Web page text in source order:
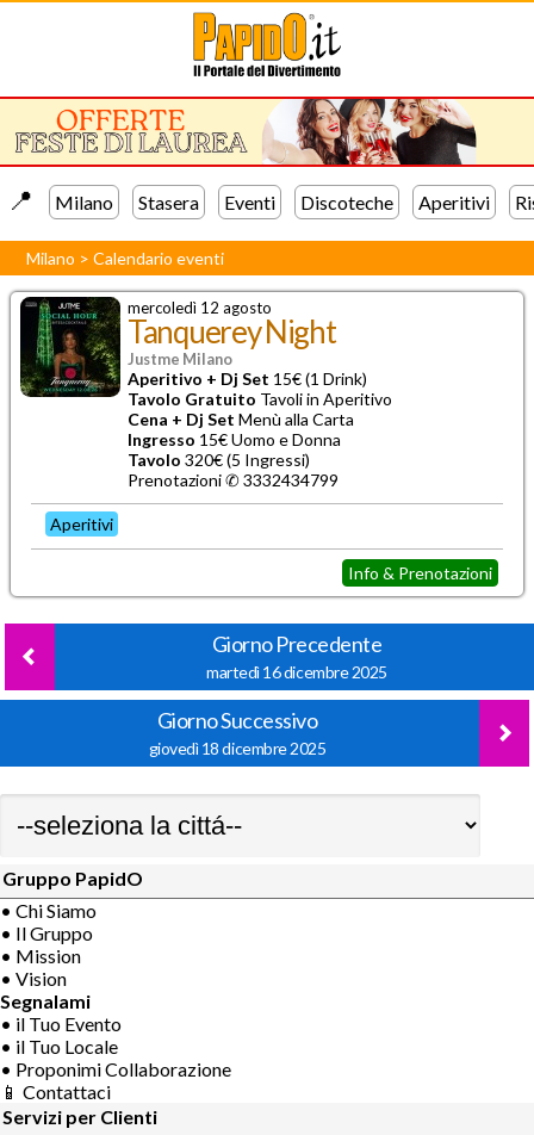
📍️ Milano Stasera Eventi Discoteche Aperitivi
Milano >Calendario eventi
mercoledì 12 agosto
Tanquerey Night
Justme Milano
Aperitivo + Dj Set 15€ (1 Drink)
Tavolo Gratuito Tavoli in Aperitivo
Cena + Dj Set Menù alla Carta
Ingresso 15€ Uomo e Donna
Tavolo 320€ (5 Ingressi)
Prenotazioni ✆3332434799
Aperitivi
Info & Prenotazioni
Giorno Precedente
martedì 16 dicembre 2025
Giorno Successivo
giovedì 18 dicembre 2025
Gruppo PapidO
• Chi Siamo
• Il Gruppo
• Mission
• Vision
Segnalami
• il Tuo Evento
• il Tuo Locale
• Proponimi Collaborazione
📱 Contattaci
Servizi per Clienti